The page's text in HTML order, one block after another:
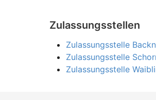
Zulassungsstellen
Zulassungsstelle
Zulassungsstelle
Zulassungsstelle